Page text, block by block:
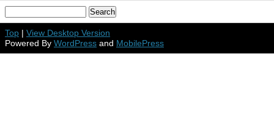
Top | View Desktop Version
Powered By WordPress and MobilePress